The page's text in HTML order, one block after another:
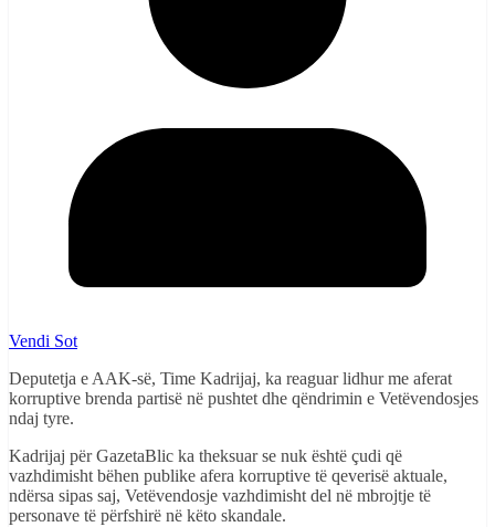
Vendi Sot
Deputetja e AAK-së, Time Kadrijaj, ka reaguar lidhur me aferat
korruptive brenda partisë në pushtet dhe qëndrimin e Vetëvendosjes
ndaj tyre.
Kadrijaj për GazetaBlic ka theksuar se nuk është çudi që
vazhdimisht bëhen publike afera korruptive të qeverisë aktuale,
ndërsa sipas saj, Vetëvendosje vazhdimisht del në mbrojtje të
personave të përfshirë në këto skandale.